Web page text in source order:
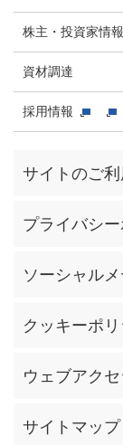
株主・投資家情報
資材調達
採用情報
サイトのご
プライバシ
ソーシャル
クッキーポ
ウェブアク
サイトマップ